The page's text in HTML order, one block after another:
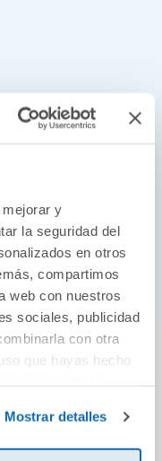
y
la seguridad del
en otros
compartimos
web con nuestros
sociales, publicidad
con otra
que hayas hecho
Mostrar detalles
de Paco podrás
de la música
de la orquesta,
¿Preparados para
los sonidos?